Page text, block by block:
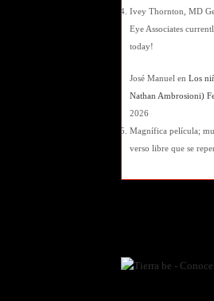
Ivey Thornton, MD
Eye Associates
today!
José Manuel en Los
Nathan Ambrosioni)
2026
Magnífica película;
verso libre que se